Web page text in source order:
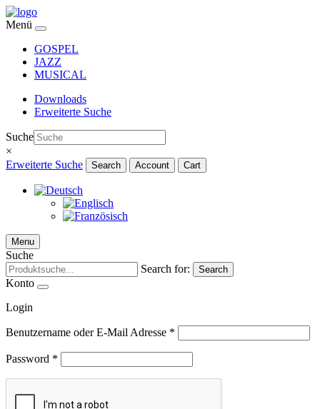
Menü
GOSPEL
JAZZ
MUSICAL
Downloads
Erweiterte Suche
Suche
×
Erweiterte Suche
Search Account Cart
Menu
Suche
Search for:
Search
Konto
Login
Benutzername oder E-Mail Adresse *
Password *